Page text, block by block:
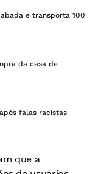
e transporta 100
da casa de
falas racistas
que a